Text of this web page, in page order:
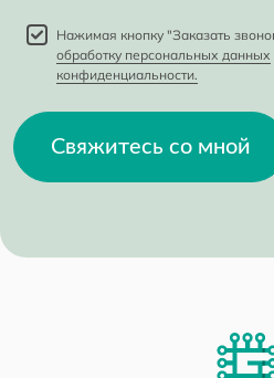
Нажимая кнопку "Заказать
обработку персональных данных
конфиденциальности.
Свяжитесь со мной